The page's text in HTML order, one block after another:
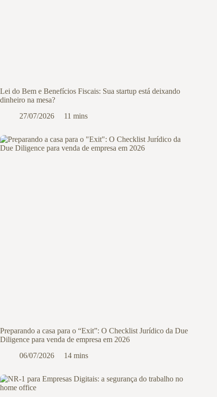
Lei do Bem e Benefícios Fiscais: Sua startup está deixando
dinheiro na mesa?
27/07/2026
11 mins
Preparando a casa para o “Exit”: O Checklist Jurídico da Due
Diligence para venda de empresa em 2026
06/07/2026
14 mins